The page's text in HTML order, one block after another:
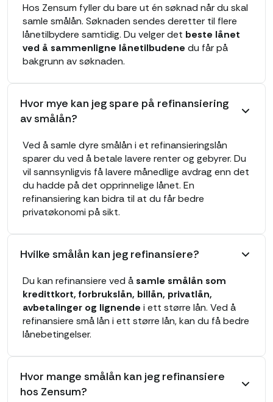
Hos Zensum fyller du bare ut én søknad når du skal
samle smålån. Søknaden sendes deretter til flere
lånetilbydere samtidig. Du velger det beste lånet
ved å sammenligne lånetilbudene du får på
bakgrunn av søknaden.
Hvor mye kan jeg spare på refinansiering
av smålån?
Ved å samle dyre smålån i et refinansieringslån
sparer du ved å betale lavere renter og gebyrer. Du
vil sannsynligvis få lavere månedlige avdrag enn det
du hadde på det opprinnelige lånet. En
refinansiering kan bidra til at du får bedre
privatøkonomi på sikt.
Hvilke smålån kan jeg refinansiere?
Du kan refinansiere ved å samle smålån som
kredittkort, forbrukslån, billån, privatlån,
avbetalinger og lignende i ett større lån. Ved å
refinansiere små lån i ett større lån, kan du få bedre
lånebetingelser.
Hvor mange smålån kan jeg refinansiere
hos Zensum?